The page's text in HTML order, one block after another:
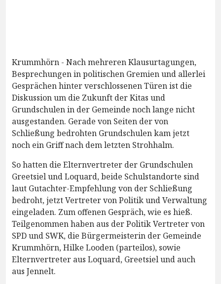
Krummhörn - Nach mehreren Klausurtagungen,
Besprechungen in politischen Gremien und allerlei
Gesprächen hinter verschlossenen Türen ist die
Diskussion um die Zukunft der Kitas und
Grundschulen in der Gemeinde noch lange nicht
ausgestanden. Gerade von Seiten der von
Schließung bedrohten Grundschulen kam jetzt
noch ein Griff nach dem letzten Strohhalm.
So hatten die Elternvertreter der Grundschulen
Greetsiel und Loquard, beide Schulstandorte sind
laut Gutachter-Empfehlung von der Schließung
bedroht, jetzt Vertreter von Politik und Verwaltung
eingeladen. Zum offenen Gespräch, wie es hieß.
Teilgenommen haben aus der Politik Vertreter von
SPD und SWK, die Bürgermeisterin der Gemeinde
Krummhörn, Hilke Looden (parteilos), sowie
Elternvertreter aus Loquard, Greetsiel und auch
aus Jennelt.